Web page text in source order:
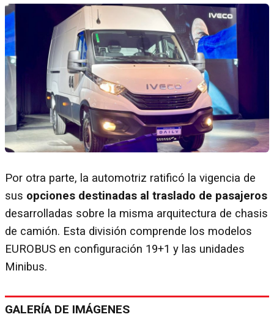
Por otra parte, la automotriz ratificó la vigencia de
sus opciones destinadas al traslado de pasajeros
desarrolladas sobre la misma arquitectura de chasis
de camión. Esta división comprende los modelos
EUROBUS en configuración 19+1 y las unidades
Minibus.
GALERÍA DE IMÁGENES